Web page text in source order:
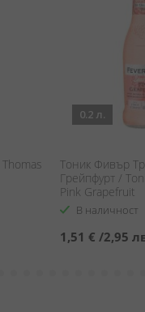
0.2 л.
Тоник Фивър
Грейпфурт /
Pink Grapefruit
В наличност
1,51 € /2,95